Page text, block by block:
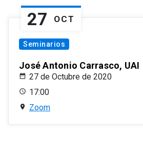
27 OCT
Seminarios
José Antonio Carrasco, UAI
27 de Octubre de 2020
17:00
Zoom